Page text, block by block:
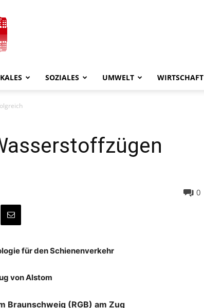
SOZIALES UMWELT WIRTSCHAFT
0
für den Schienenverkehr
von Alstom
Braunschweig (RGB) am Zug